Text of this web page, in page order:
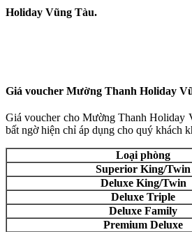
Holiday Vũng Tàu.
Giá voucher Mường Thanh Holiday
Giá voucher cho Mường Thanh Holiday
bất ngờ hiện chỉ áp dụng cho quý khách
Loại phòng
Superior King/Twin
Deluxe King/Twin
Deluxe Triple
Deluxe Family
Premium Deluxe